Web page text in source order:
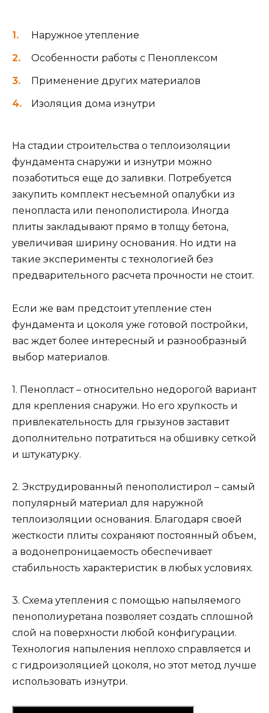
Наружное утепление
Особенности работы с Пеноплексом
Применение других материалов
Изоляция дома изнутри
На стадии строительства о теплоизоляции
фундамента снаружи и изнутри можно
позаботиться еще до заливки. Потребуется
закупить комплект несъемной опалубки из
пенопласта или пенополистирола. Иногда
плиты закладывают прямо в толщу бетона,
увеличивая ширину основания. Но идти на
такие эксперименты с технологией без
предварительного расчета прочности не стоит.
Если же вам предстоит утепление стен
фундамента и цоколя уже готовой постройки,
вас ждет более интересный и разнообразный
выбор материалов.
1. Пенопласт – относительно недорогой вариант
для крепления снаружи. Но его хрупкость и
привлекательность для грызунов заставит
дополнительно потратиться на обшивку сеткой
и штукатурку.
2. Экструдированный пенополистирол – самый
популярный материал для наружной
теплоизоляции основания. Благодаря своей
жесткости плиты сохраняют постоянный объем,
а водонепроницаемость обеспечивает
стабильность характеристик в любых условиях.
3. Схема утепления с помощью напыляемого
пенополиуретана позволяет создать сплошной
слой на поверхности любой конфигурации.
Технология напыления неплохо справляется и
с гидроизоляцией цоколя, но этот метод лучше
использовать изнутри.